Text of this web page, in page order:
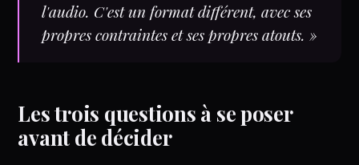
l'audio. C'est un format différent, avec ses
propres contraintes et ses propres atouts. »
Les trois questions à se poser
avant de décider